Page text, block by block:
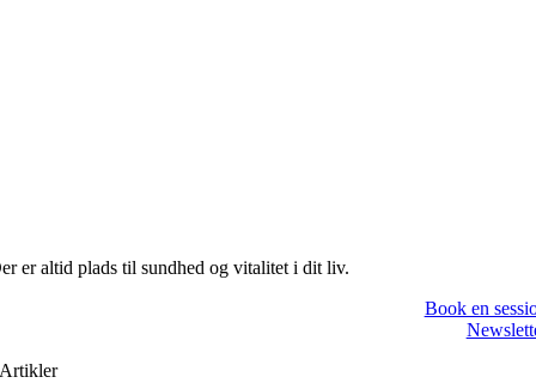
er altid plads til sundhed og vitalitet i dit liv.
Book en
Artikler